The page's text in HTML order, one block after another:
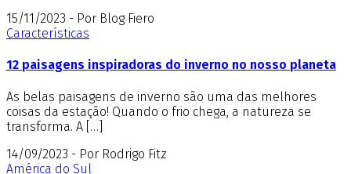
15/11/2023 - Por Blog Fiero
Características
12 paisagens inspiradoras do inverno no nosso planeta
As belas paisagens de inverno são uma das melhores
coisas da estação! Quando o frio chega, a natureza se
transforma. A […]
14/09/2023 - Por Rodrigo Fitz
América do Sul